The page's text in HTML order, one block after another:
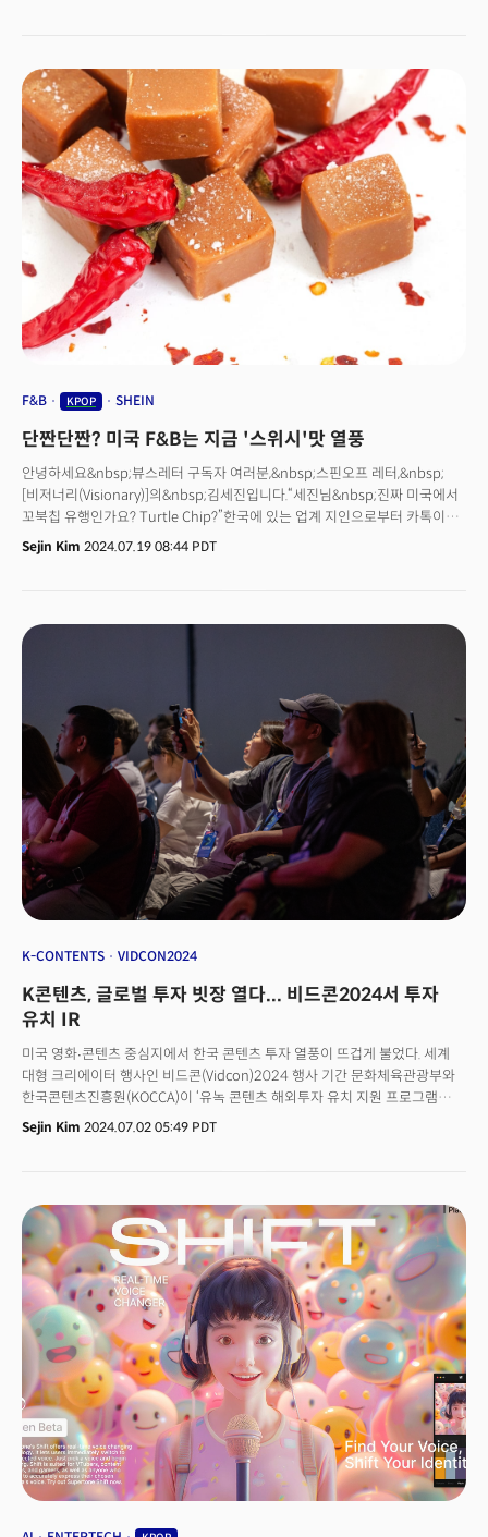
특히 주목할 점은 이번에는 한국어가 포함된 K팝 음악임에도 불구하고 언어
장벽을 뛰어넘어 전 연령층의 공감을 이끌어내고 있다는 사실이다.실제
넷플릭스 오리지널 애니메이션 'K팝 데몬 헌터스(KDH)'가 글로벌 차트를
석권하며 한류 콘텐츠 산업의 새로운 전환점을 제시하고 있다. 작품 속 가상
보이그룹인 사자보이즈의 'Your Idol'이 스포티파이 미국 차트에서 K팝 그룹
최초로 1위를 기록했고, 걸그룹 헌트릭스의 'Golden'이 2위에 오르며 BTS와
블랙핑크와 같은 기존 K팝 스타들도 넘지못한 벽을 뛰어넘었다.KDH는 공개
후 26개국에서 넷플릭스 1위를 차지했으며, 93개국에서 톱10에 진입하는
성과를 거뒀다. OST 앨범은 빌보드 200 차트 8위로 데뷔해 2025년 발매
사운드트랙 중 최고 성적을 기록했다. 이는 KDH가 단순한 콘텐츠적인 성공을
넘어 글로벌 문화 현상으로 자리잡아 가고 있음을 보여준다.
F&B KPOP SHEIN
단짠단짠? 미국 F&B는 지금 '스위시'맛 열풍
안녕하세요&nbsp;뷰스레터 구독자 여러분,&nbsp;스핀오프 레터,&nbsp;
[비저너리(Visionary)]의&nbsp;김세진입니다.“세진님&nbsp;진짜 미국에서
꼬북칩 유행인가요? Turtle Chip?”한국에 있는 업계 지인으로부터 카톡이
왔습니다. 미국에서 어떤&nbsp;한국 스낵이 인기인지, 불닭볶음면보다 더
인기인지 등 질문이 쏟아졌죠. 회사 점심시간에&nbsp;막 대화하고 온&nbsp;
있죠.&nbsp;한국어 혹은&nbsp;영어로 녹음된 K팝은 거리나 일반
레스토랑에서도&nbsp;들립니다.&nbsp;한국 마스크팩은 친구, 연인,
F&B는 억만장자들이 사재로 작게 투자하는 경우가 많은데 요즘은 ‘한국’
들어간 레스토랑은 투자받기 쉽다”고 말할 정도였죠.&nbsp;[더밀크 주요
기사]'매각 대상' 휴메인, B2B AI 미디어로 피봇?실리콘밸리 근황 특집:
바이오해킹∙피클볼에 주 4일제"부자가 되지 못하면 어쩌죠?"... AZ세대의
일자리관이 바뀐다이를 보다 보면 K컬처는 ‘서브컬처(하위문화)를&nbsp;
주류화’한&nbsp;데 혁혁한 공이 있는 것&nbsp;같습니다. 한국도 그렇지만,
어렸을 때 일본풍의 만화, 애니메이션, 게임을 접했다고 말하는 미국인을 자주
볼 수 있는데요, 동아시아 특유의 아이템, 문화가&nbsp;이때는 집에서 소수의
‘너드(괴짜)’가 하는 것이었다면, 지금 K컬처는 이를 ‘쿨한 것’으로
바꿨습니다.&nbsp;
Sejin Kim 2024.07.19 08:44 PDT
K-CONTENTS VIDCON2024
K콘텐츠, 글로벌 투자 빗장 열다... 비드콘2024서 투자
유치 IR
미국 영화∙콘텐츠 중심지에서 한국 콘텐츠 투자 열풍이 뜨겁게 불었다. 세계
대형 크리에이터 행사인 비드콘(Vidcon)2024 행사 기간 문화체육관광부와
한국콘텐츠진흥원(KOCCA)이 ‘유녹 콘텐츠 해외투자 유치 지원 프로그램
(UKNOCK Content Creation & Investment Show 2024 at VidCon
Anaheim)‘을 열었다. KOCCA가 국내 콘텐츠 기업의 해외투자 유치 및
이뤄졌다.국내 유수 콘텐츠 기업 10사가 한 자리에 모여 미국에서 투자유치
발표(IR)를 하는 자리가 이색적이었다는 평가다. 27일(현지시각) 이뤄진
IR에서는 대형 콘텐츠 제작 계획이 공개돼 이목을 끌었다. 👉 유튜버, 빅
비즈니스 될까?... 유튜버의 미래, 비드콘2024서 찾는다
Sejin Kim 2024.07.02 05:49 PDT